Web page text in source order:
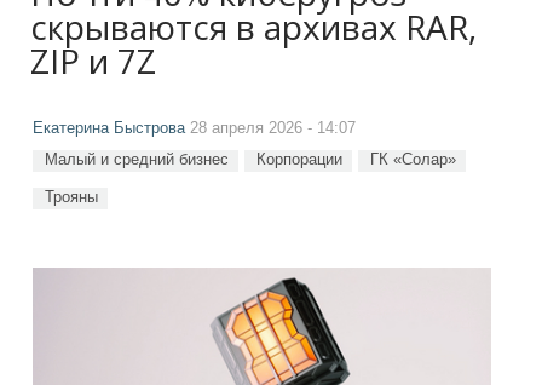
скрываются в архивах RAR,
ZIP и 7Z
Екатерина Быстрова28 апреля 2026 - 14:07
Малый и средний бизнес Корпорации ГК «Солар»
Трояны